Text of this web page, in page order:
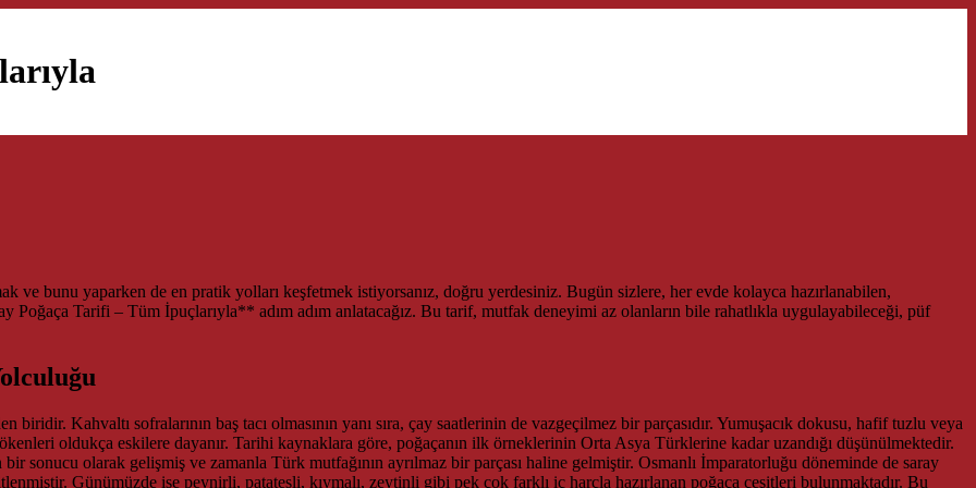
ve bunu yaparken de en pratik yolları keşfetmek istiyorsanız, doğru yerdesiniz. Bugün sizlere, her evde kolayca hazırlanabilen,
Poğaça Tarifi – Tüm İpuçlarıyla** adım adım anlatacağız. Bu tarif, mutfak deneyimi az olanların bile rahatlıkla uygulayabileceği, püf
Kahvaltı sofralarının baş tacı olmasının yanı sıra, çay saatlerinin de vazgeçilmez bir parçasıdır. Yumuşacık dokusu, hafif tuzlu veya
oldukça eskilere dayanır. Tarihi kaynaklara göre, poğaçanın ilk örneklerinin Orta Asya Türklerine kadar uzandığı düşünülmektedir.
sonucu olarak gelişmiş ve zamanla Türk mutfağının ayrılmaz bir parçası haline gelmiştir. Osmanlı İmparatorluğu döneminde de saray
Günümüzde ise peynirli, patatesli, kıymalı, zeytinli gibi pek çok farklı iç harçla hazırlanan poğaça çeşitleri bulunmaktadır. Bu